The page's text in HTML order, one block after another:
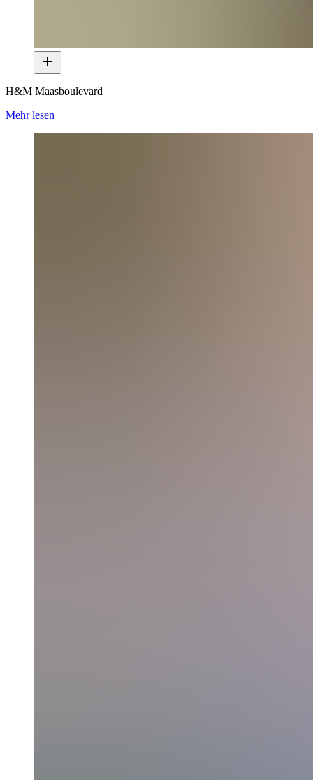
H&M Maasboulevard
Mehr lesen